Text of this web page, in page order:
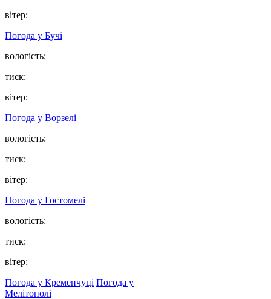
вітер:
Погода у Бучі
вологість:
тиск:
вітер:
Погода у Ворзелі
вологість:
тиск:
вітер:
Погода у Гостомелі
вологість:
тиск:
вітер:
Погода у Кременчуці Погода у
Мелітополі